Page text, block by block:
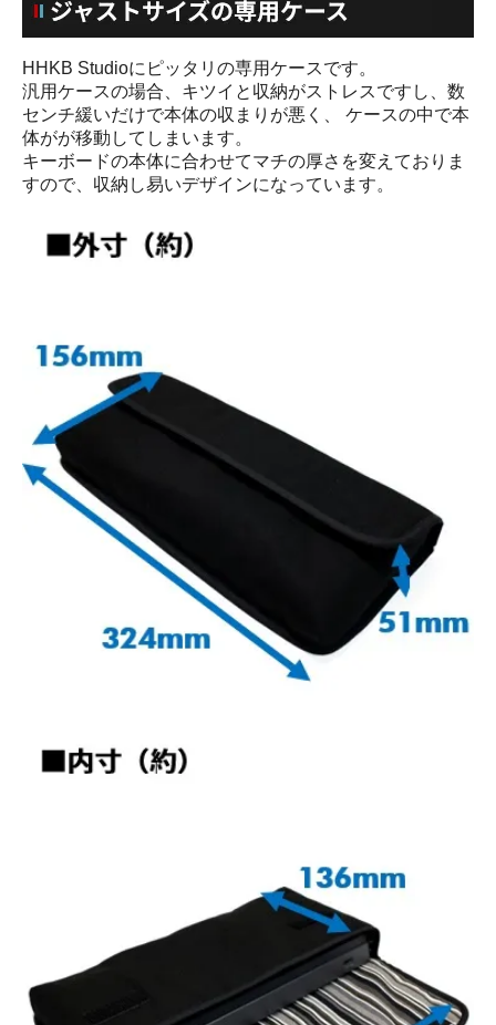
HHKB Studioにピッタリの専用ケースです。
汎用ケースの場合、キツイと収納がストレスですし、数
センチ緩いだけで本体の収まりが悪く、 ケースの中で本
体がが移動してしまいます。
キーボードの本体に合わせてマチの厚さを変えておりま
すので、収納し易いデザインになっています。